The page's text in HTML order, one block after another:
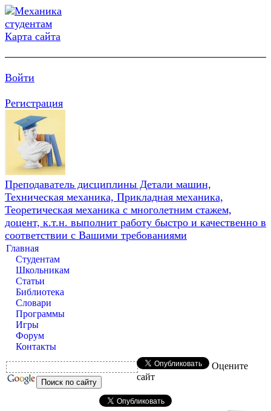
Карта сайта
Войти
Регистрация
Преподаватель дисциплины Детали машин,
Техническая механика, Прикладная механика,
Теоретическая механика с многолетним стажем,
доцент, к.т.н. выполнит работу быстро и качественно в
соответствии с Вашими требованиями
Главная
Студентам
Школьникам
Статьи
Библиотека
Словари
Программы
Игры
Форум
Контакты
Оцените
сайт